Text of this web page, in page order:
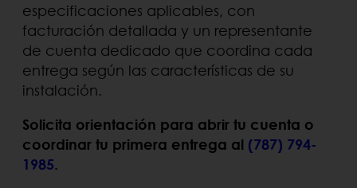
especificaciones aplicables, con
facturación detallada y un representante
de cuenta dedicado que coordina cada
entrega según las características de su
instalación.
Solicita orientación para abrir tu cuenta o
coordinar tu primera entrega al (787) 794-
1985.